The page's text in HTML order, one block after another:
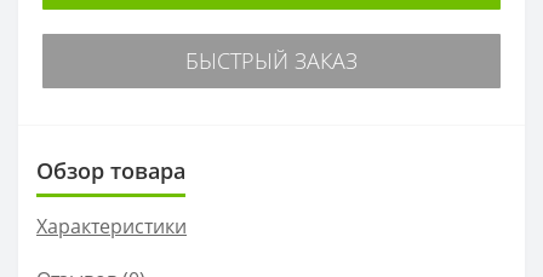
БЫСТРЫЙ ЗАКАЗ
Обзор товара
Характеристики